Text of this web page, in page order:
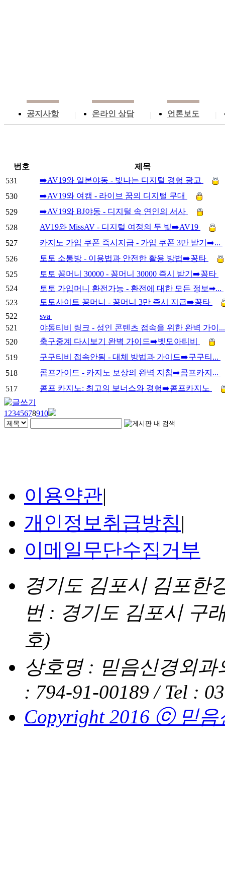
공지사항 온라인 상담 언론보도
번호
제목
531
➡️AV19와 일본야동 - 빛나는 디지털 경험 광고
530
➡️AV19와 여캠 - 라이브 꿈의 디지털 무대
529
➡️AV19와 BJ야동 - 디지털 속 연인의 서사
528
AV19와 MissAV - 디지털 여정의 두 빛➡️AV19
527
카지노 가입 쿠폰 즉시지급 - 가입 쿠폰 3만 받기➡️...
526
토토 소통방 - 이용법과 안전한 활용 방법➡️꽁타
525
토토 꽁머니 30000 - 꽁머니 30000 즉시 받기➡️꽁타
524
토토 가입머니 환전가능 - 환전에 대한 모든 정보➡...
523
토토사이트 꽁머니 - 꽁머니 3만 즉시 지급➡️꽁타
522
sva
521
야동티비 링크 - 성인 콘텐츠 접속을 위한 완벽 가이
520
축구중계 다시보기 완벽 가이드➡️벳모아티비
519
구구티비 접속안됨 - 대체 방법과 가이드➡️구구티...
518
콤프가이드 - 카지노 보상의 완벽 지침➡️콤프카지...
517
콤프 카지노: 최고의 보너스와 경험➡️콤프카지노
1 2345678910
이용약관|
개인정보취급방침 |
이메일무단수집거부
경기도 김포시 김포한
번 : 경기도 김포시 구
호)
상호명 : 믿음신경외
: 794-91-00189 / Tel :
Copyright 2016 ⓒ 믿음